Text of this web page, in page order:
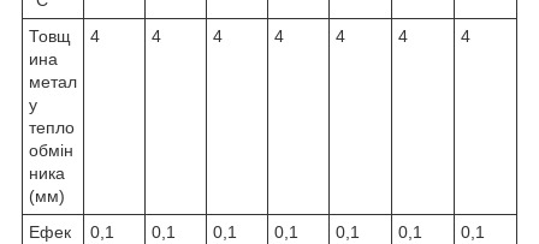
Товщ
ина
метал
у
тепло
обмін
ника
(мм)
4 4 4 4 4 4 4
Ефек
0,1
0,1
0,1
0,1
0,1
0,1
0,1